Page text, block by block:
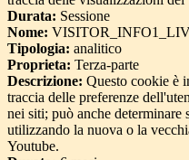
Durata: Sessione
Nome:
Tipologia: analitico
Proprieta: Terza-parte
Descrizione: Questo cookie è
traccia delle preferenze
nei siti; può anche determinare
utilizzando la nuova o la
Youtube.